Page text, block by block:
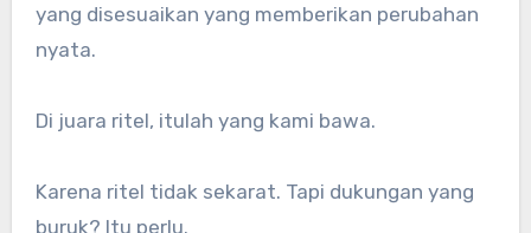
yang disesuaikan yang memberikan perubahan
nyata.
Di juara ritel, itulah yang kami bawa.
Karena ritel tidak sekarat. Tapi dukungan yang
buruk? Itu perlu.